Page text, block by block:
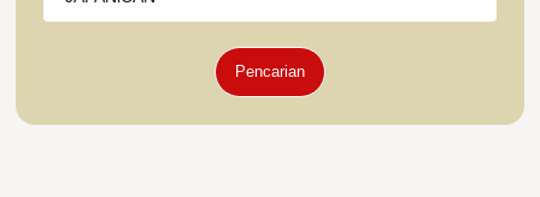
Pencarian